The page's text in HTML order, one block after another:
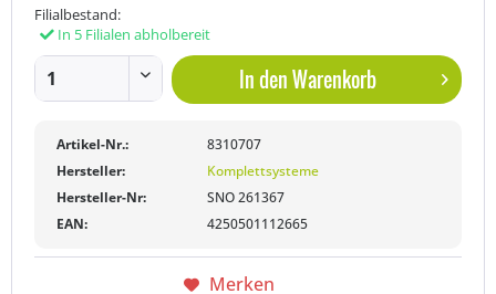
Filialbestand:
In 5 Filialen abholbereit
In denWarenkorb
Artikel-Nr.:
8310707
Hersteller:
Komplettsysteme
Hersteller-Nr:
SNO 261367
EAN:
4250501112665
Merken